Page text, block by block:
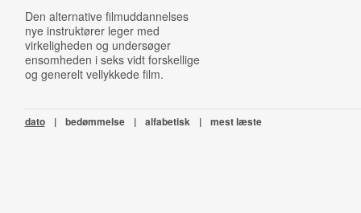
Den alternative filmuddannelses
nye instruktører leger med
virkeligheden og undersøger
ensomheden i seks vidt forskellige
og generelt vellykkede film.
dato | bedømmelse | alfabetisk | mest læste